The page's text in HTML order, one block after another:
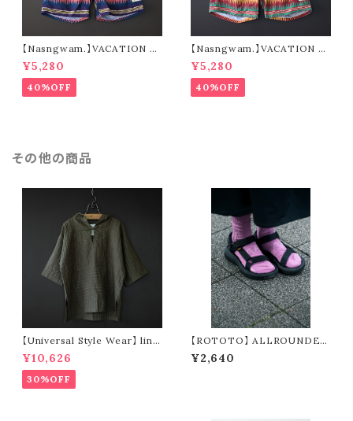
【Nasngwam.】VACATION S
HORTS (navy)
¥5,280
40%OFF
【Nasngwam.】VACATION S
HORTS (green)
¥5,280
40%OFF
その他の商品
【Universal Style Wear】 line
n mexican parka (olive)
¥10,626
30%OFF
【ROTOTO】 ALLROUNDER
TECH-MESH "CREW" R159
3
¥2,640